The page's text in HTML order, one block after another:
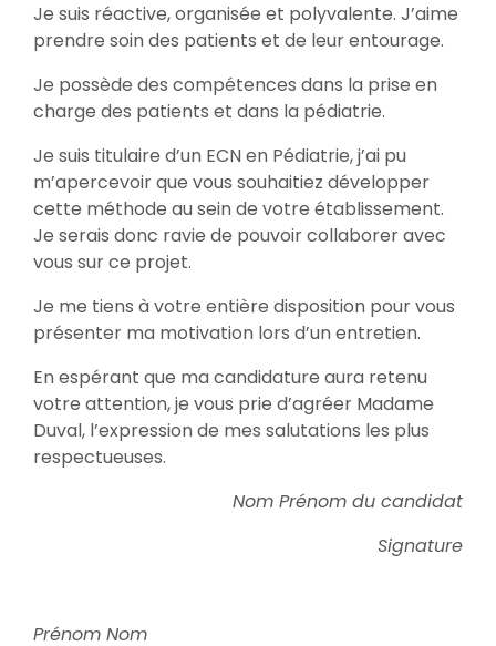
Je suis réactive, organisée et polyvalente. J’aime
prendre soin des patients et de leur entourage.
Je possède des compétences dans la prise en
charge des patients et dans la pédiatrie.
Je suis titulaire d’un ECN en Pédiatrie, j’ai pu
m’apercevoir que vous souhaitiez développer
cette méthode au sein de votre établissement.
Je serais donc ravie de pouvoir collaborer avec
vous sur ce projet.
Je me tiens à votre entière disposition pour vous
présenter ma motivation lors d’un entretien.
En espérant que ma candidature aura retenu
votre attention, je vous prie d’agréer Madame
Duval, l’expression de mes salutations les plus
respectueuses.
Nom Prénom du candidat
Signature
Prénom Nom